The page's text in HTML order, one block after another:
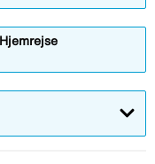
Hjemrejse